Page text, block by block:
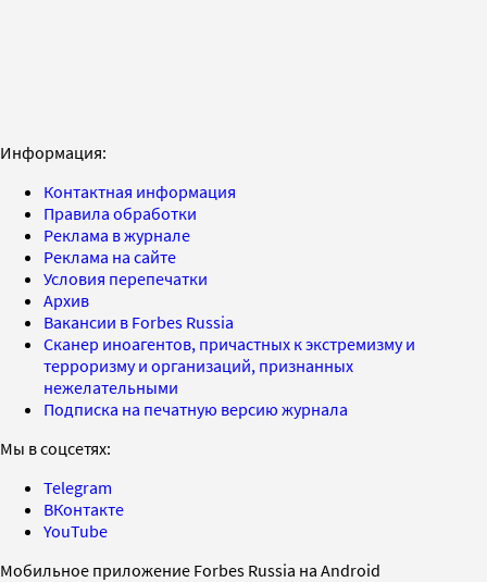
Информация:
Контактная информация
Правила обработки
Реклама в журнале
Реклама на сайте
Условия перепечатки
Архив
Вакансии в Forbes Russia
Сканер иноагентов, причастных к экстремизму и
терроризму и организаций, признанных
нежелательными
Подписка на печатную версию журнала
Мы в соцсетях:
Telegram
ВКонтакте
YouTube
Мобильное приложение Forbes Russia на Android